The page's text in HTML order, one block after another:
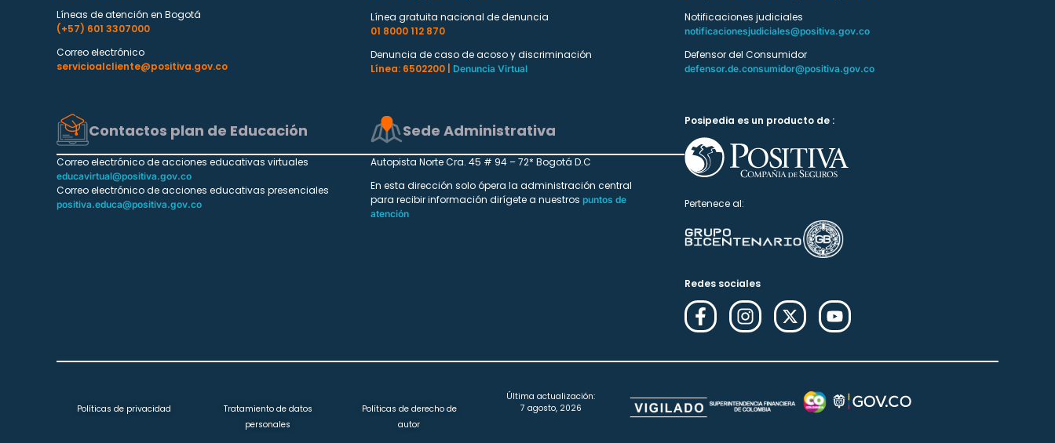
Líneas de atención en Bogotá
(+57) 601 3307000
Correo electrónico
servicioalcliente@positiva.gov.co
Línea gratuita nacional de denuncia
01 8000 112 870
Denuncia de caso de acoso y discriminación
Línea: 6502200 |
Denuncia Virtual
Notificaciones judiciales
notificacionesjudiciales@positiva.gov.co
Defensor del Consumidor
defensor.de.consumidor@positiva.gov.co
Contactos plan de Educación
Correo electrónico de acciones educativas virtuales
educavirtual@positiva.gov.co
Correo electrónico de acciones educativas presenciales
positiva.educa@positiva.gov.co
Sede Administrativa
Autopista Norte Cra. 45 # 94 – 72* Bogotá D.C
En esta dirección solo ópera la administración central
para recibir información dirígete a nuestros puntos de
atención
Posipedia es un producto de :
Pertenece al:
Redes sociales
Políticas de privacidad
Tratamiento de datos
personales
Políticas de derecho de
autor
Última actualización:
7 agosto, 2026